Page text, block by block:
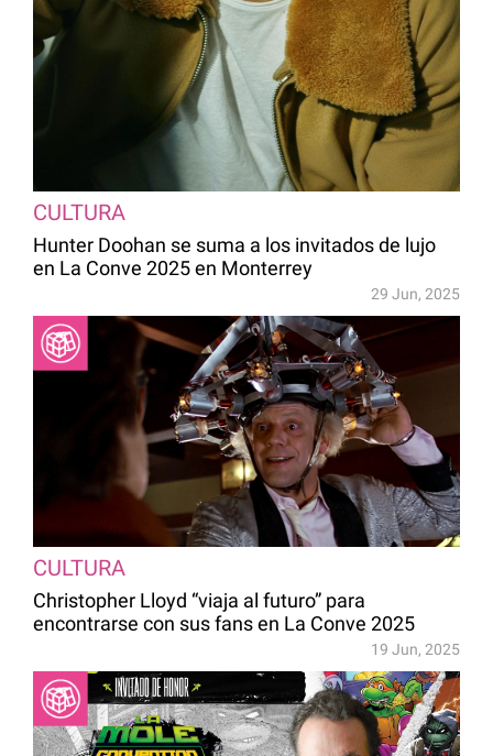
CULTURA
Hunter Doohan se suma a los invitados de lujo
en La Conve 2025 en Monterrey
29 Jun, 2025
CULTURA
Christopher Lloyd “viaja al futuro” para
encontrarse con sus fans en La Conve 2025
19 Jun, 2025